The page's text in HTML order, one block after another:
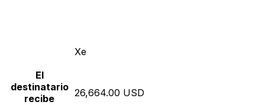
Xe
El
destinatario
recibe
26,664.00 USD